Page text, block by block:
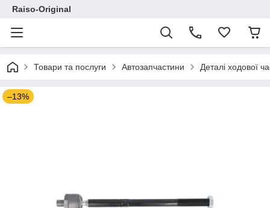
Raiso-Original
Товари та послуги Автозапчастини Деталі ходової
–13%